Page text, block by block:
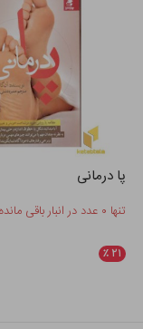
پا درمانی
تنها ۰ عدد در انبار باقی مانده
۲۱ ٪